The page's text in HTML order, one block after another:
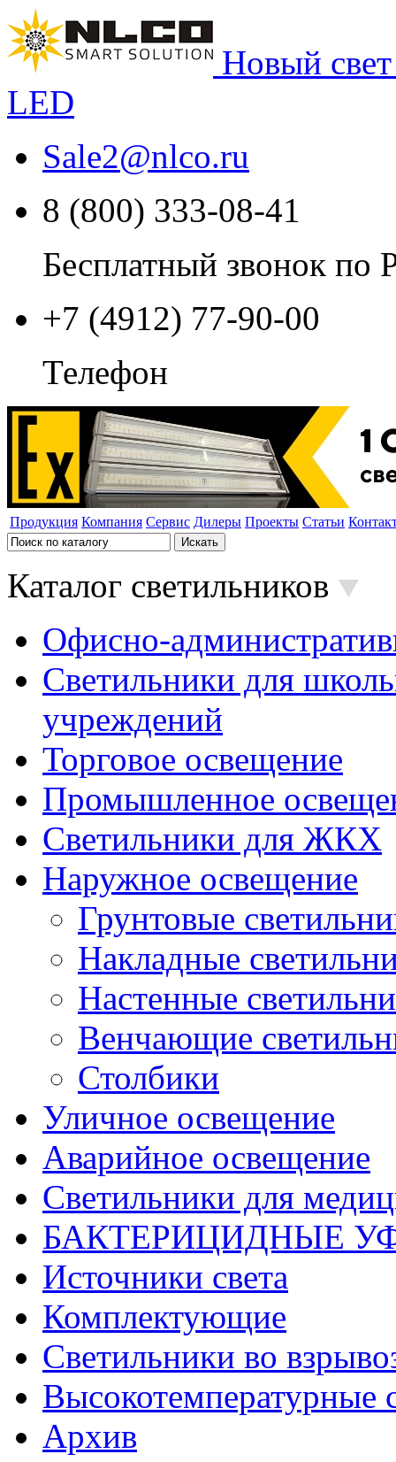
Новый
LED
Sale2@nlco.ru
8 (800) 333-08-41
Бесплатный звонок по
+7 (4912) 77-90-00
Телефон
Продукция Компания Сервис Дилеры Проекты Статьи
Каталог светильников
Офисно-
Светильники для
учреждений
Торговое освещение
Промышленное
Светильники для ЖКХ
Наружное освещение
Грунтовые
Накладные
Настенные
Венчающие
Столбики
Уличное освещение
Аварийное освещение
Светильники для
БАКТЕРИЦИДНЫЕ
Источники света
Комплектующие
Светильники во
Высокотемпературные
Архив